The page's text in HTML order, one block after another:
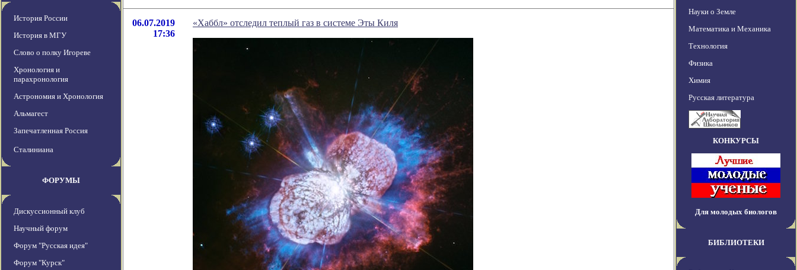
История России
История в МГУ
Слово о полку Игореве
Хронология и
парахронология
Астрономия и Хронология
Альмагест
Запечатленная Россия
Сталиниана
ФОРУМЫ
Дискуссионный клуб
Научный форум
Форум "Русская идея"
Форум "Курск"
06.07.2019
17:36
«Хаббл» отследил теплый газ в системе Эты Киля
Науки о Земле
Математика и Механика
Технология
Физика
Химия
Русская литература
КОНКУРСЫ
Для молодых биологов
БИБЛИОТЕКИ